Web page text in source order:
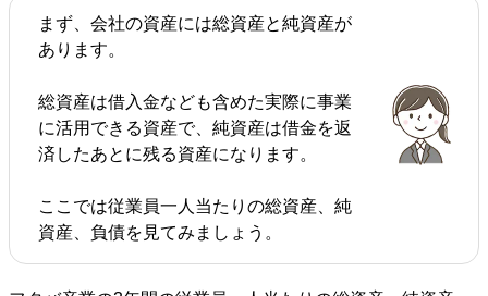
まず、会社の資産には総資産と純資産が
あります。
総資産は借入金なども含めた実際に事業
に活用できる資産で、純資産は借金を返
済したあとに残る資産になります。
ここでは従業員一人当たりの総資産、純
資産、負債を見てみましょう。